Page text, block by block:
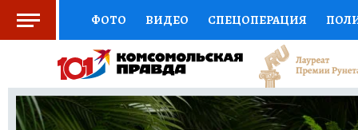
ФОТО ВИДЕО СПЕЦОПЕРАЦИЯ
СОЦПОДДЕРЖКА НАУКА СПОРТ
ВЫБОР ЭКСПЕРТОВ ДОКТОР